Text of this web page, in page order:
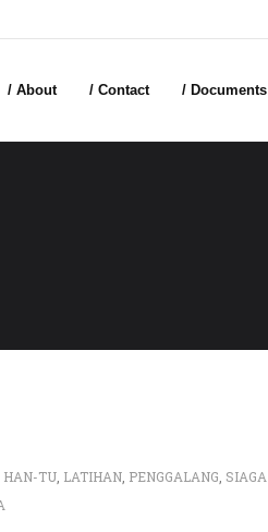
/ About / Contact / Documents
HAN-TU, LATIHAN, PENGGALANG SIAGA